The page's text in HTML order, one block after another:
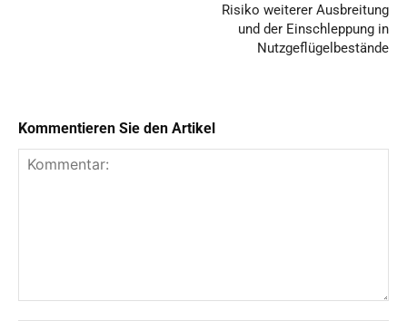
Risiko weiterer Ausbreitung
und der Einschleppung in
Nutzgeflügelbestände
Kommentieren Sie den Artikel